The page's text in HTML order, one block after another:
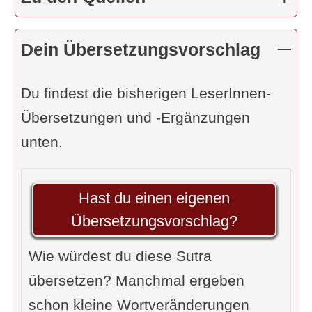
(Jnana) über seineKonstellation. “
Coster: „-“
Bewegungen.“
R. Palm: „… auf den Polarstern ….“
R. Sriram: „Samyama [Versenkung] in
Govindan: „[Durch Eins-werden] mit
dem Polarstern …“
Dein Übersetzungsvorschlag
Du findest die bisherigen LeserInnen-
Übersetzungen und -Ergänzungen
unten.
Hast du einen eigenen
Übersetzungsvorschlag?
Wie würdest du diese Sutra
übersetzen? Manchmal ergeben
schon kleine Wortveränderungen